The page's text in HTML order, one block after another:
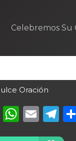
Celebremos Su
Oración
Twitter